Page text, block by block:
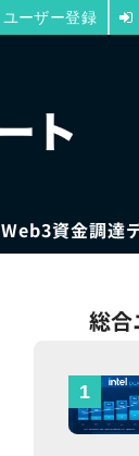
Web3資金調達
総合
ユーザー登録